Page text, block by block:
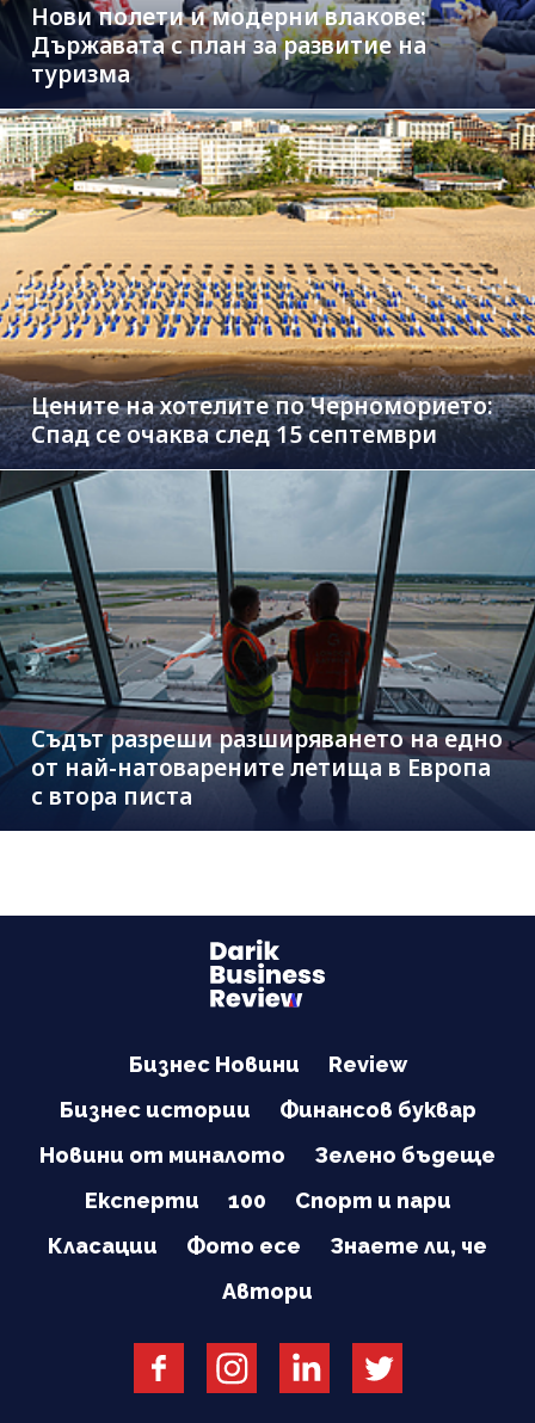
Нови полети и модерни влакове:
Държавата с план за развитие на
туризма
Цените на хотелите по Черноморието:
Спад се очаква след 15 септември
Съдът разреши разширяването на едно
от най-натоварените летища в Европа
с втора писта
Бизнес Новини
Review
Бизнес истории
Финансов буквар
Новини от миналото
Зелено бъдеще
Експерти
100
Спорт и пари
Класации
Фото есе
Знаете ли, че
Автори